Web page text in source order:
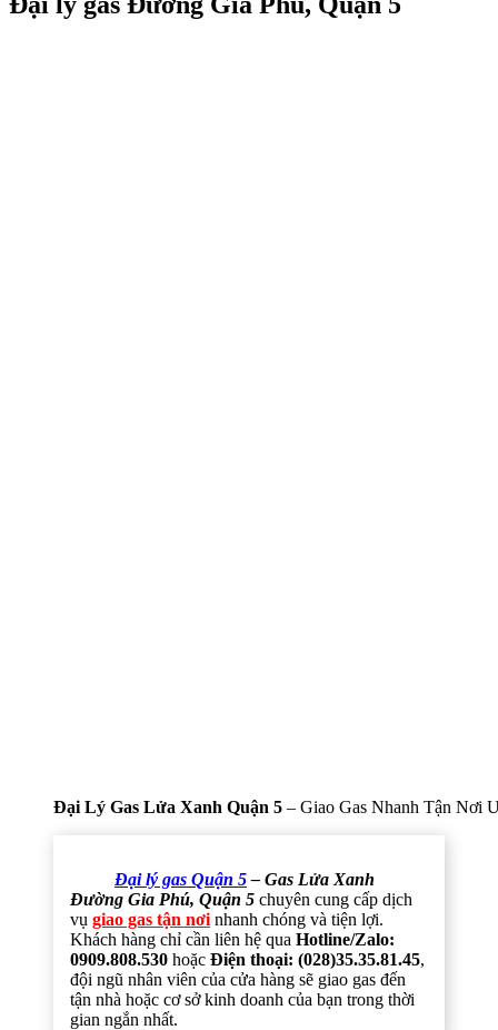
Đại Lý Gas Lửa Xanh Quận 5 – Giao Gas Nhanh Tận Nơi
Đại lý gas Quận 5– Gas Lửa Xanh
Đường Gia Phú, Quận 5 chuyên cung cấp dịch
vụ giao gas tận nơi nhanh chóng và tiện lợi.
Khách hàng chỉ cần liên hệ qua Hotline/Zalo:
0909.808.530 hoặc Điện thoại: (028)35.35.81.45,
đội ngũ nhân viên của cửa hàng sẽ giao gas đến
tận nhà hoặc cơ sở kinh doanh của bạn trong thời
gian ngắn nhất.